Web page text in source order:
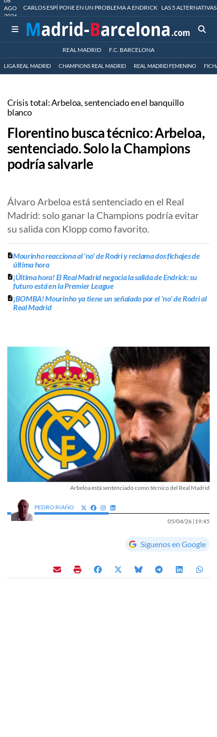
AGO
2026
CARLOS ESPÍ PONE EN UN PROBLEMA A ENDRICK LAS 5
REAL MADRID F.C. BARCELONA
LIGA REAL MADRID CHAMPIONS REAL MADRID REAL MADRID FEMENINO
Crisis total: Arbeloa, sentenciado en el banquillo
blanco
Florentino busca técnico: Arbeloa,
sentenciado. Solo la Champions
podría salvarle
Álvaro Arbeloa está sentenciado en el Real
Madrid: solo ganar la Champions podría evitar
su salida con Klopp como favorito.
Mourinho reacciona al 'no' de Rodri y reclama dos fichajes de
última hora
¡Última hora! El Real Madrid negocia la salida de Endrick: su
futuro está en la Premier League
¡BOMBA! Mourinho ya tiene un señalado por el 'no' de Rodri al
Real Madrid
Arbeloa está sentenciado como técnico del Real Madrid
PEDRO RIAÑO
05/04/26 |19:45
Síguenos en Google